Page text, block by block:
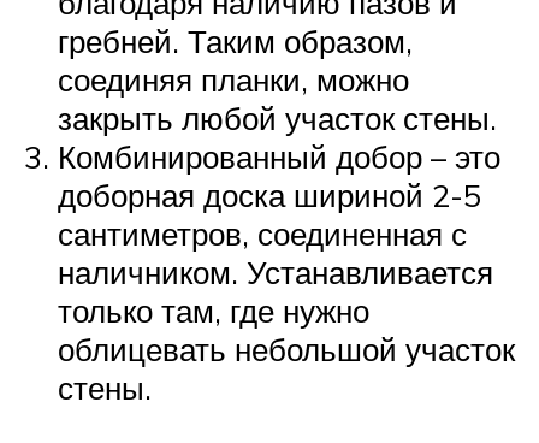
гребней. Таким образом,
соединяя планки, можно
закрыть любой участок стены.
Комбинированный добор – это
доборная доска шириной 2-5
сантиметров, соединенная с
наличником. Устанавливается
только там, где нужно
облицевать небольшой участок
стены.